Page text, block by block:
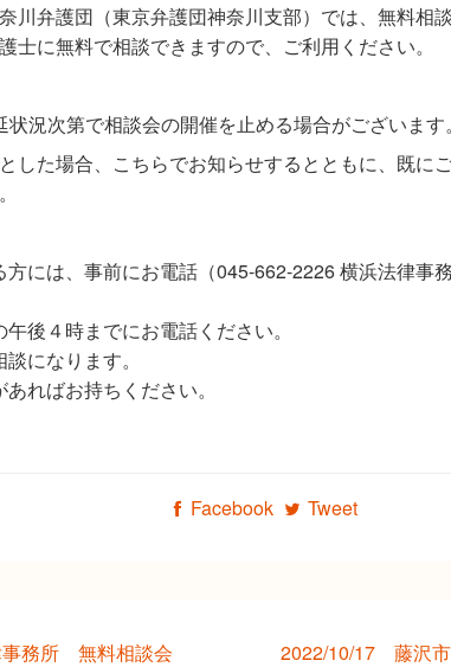
川弁護団（東京弁護団神奈川支部）では、無料相
士に無料で相談できますので、ご利用ください。
況次第で相談会の開催を止める場合がございます。
した場合、こちらでお知らせするとともに、既に
には、事前にお電話（045-662-2226 横浜法律事
後４時までにお電話ください。
になります。
ればお持ちください。
Facebook Tweet
務所 無料相談会
2022/10/17 藤沢